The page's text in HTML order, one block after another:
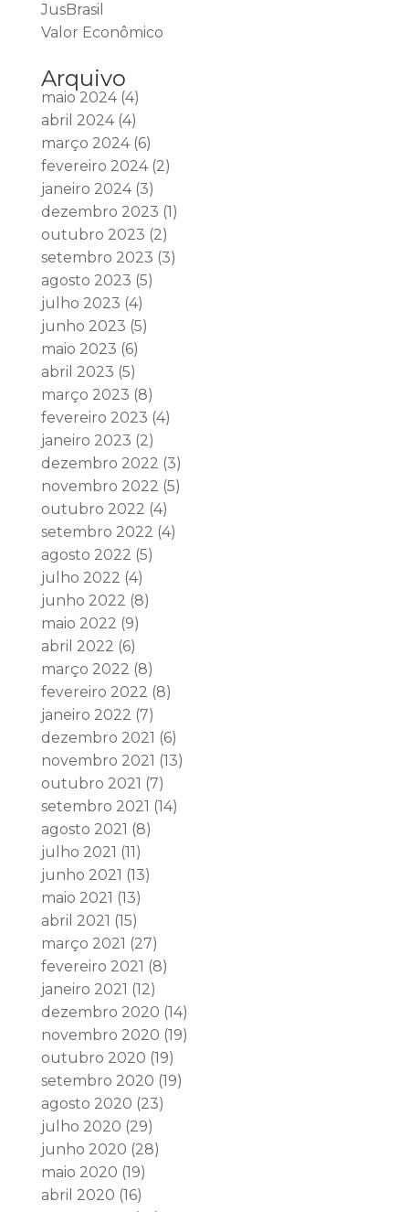
JusBrasil
Valor Econômico
Arquivo
maio 2024(4)
abril 2024(4)
março 2024(6)
fevereiro 2024(2)
janeiro 2024(3)
dezembro 2023 (1)
outubro 2023 (2)
setembro 2023 (3)
agosto 2023 (5)
julho 2023 (4)
junho 2023 (5)
maio 2023 (6)
abril 2023 (5)
março 2023 (8)
fevereiro 2023 (4)
janeiro 2023 (2)
dezembro 2022 (3)
novembro 2022 (5)
outubro 2022 (4)
setembro 2022 (4)
agosto 2022 (5)
julho 2022 (4)
junho 2022 (8)
maio 2022 (9)
abril 2022 (6)
março 2022 (8)
fevereiro 2022 (8)
janeiro 2022 (7)
dezembro 2021 (6)
novembro 2021 (13)
outubro 2021 (7)
setembro 2021 (14)
agosto 2021 (8)
julho 2021 (11)
junho 2021 (13)
maio 2021 (13)
abril 2021 (15)
março 2021 (27)
fevereiro 2021 (8)
janeiro 2021 (12)
dezembro 2020 (14)
novembro 2020 (19)
outubro 2020 (19)
setembro 2020 (19)
agosto 2020 (23)
julho 2020 (29)
junho 2020 (28)
maio 2020 (19)
abril 2020 (16)